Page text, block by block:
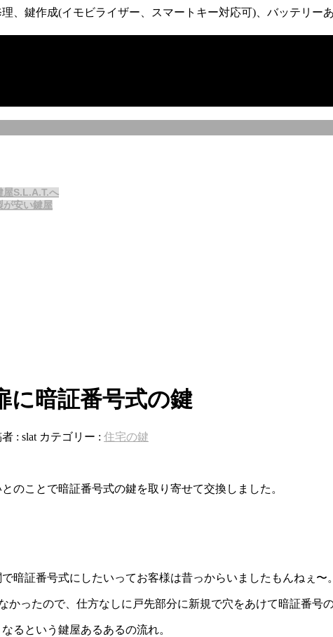
、鍵作成(イモビライザー、スマートキー対応可)、バッテリー
屋S.L.A.T.へ
が安い鍵屋
に暗証番号式の鍵
: slat カテゴリー : 住宅の鍵
のことで暗証番号式の鍵を取り寄せて交換しました。
暗証番号式にしたいってお客様は昔っからいましたもんねぇ〜。
ったので、仕方なしに戸先部分に新規で穴をあけて暗証番号
るという鍵屋あるあるの流れ。